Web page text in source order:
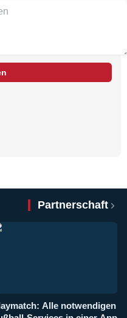
Partnerschaft
Alle notwendigen